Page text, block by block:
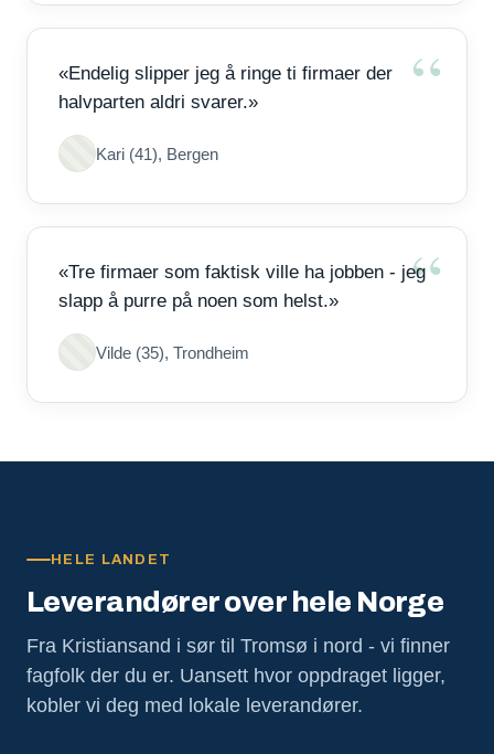
«Endelig slipper jeg å ringe ti firmaer der
halvparten aldri svarer.»
Kari (41), Bergen
«Tre firmaer som faktisk ville ha jobben - jeg
slapp å purre på noen som helst.»
Vilde (35), Trondheim
HELE LANDET
Leverandører over hele Norge
Fra Kristiansand i sør til Tromsø i nord - vi finner
fagfolk der du er. Uansett hvor oppdraget ligger,
kobler vi deg med lokale leverandører.